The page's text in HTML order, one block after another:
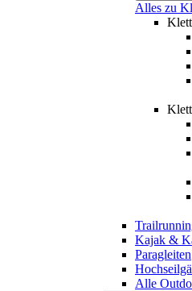
Alles zu
Kajak &
Paragleiten
Alle